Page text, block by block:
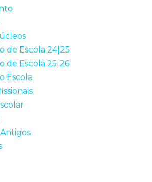
de Escola 24|25
de Escola 25|26
Escola